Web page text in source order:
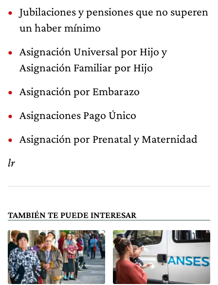
Jubilaciones y pensiones que no superen
un haber mínimo
Asignación Universal por Hijo y
Asignación Familiar por Hijo
Asignación por Embarazo
Asignaciones Pago Único
Asignación por Prenatal y Maternidad
lr
TAMBIÉN TE PUEDE INTERESAR